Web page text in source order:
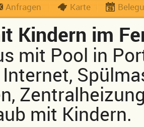
Anfragen Karte
Kindern im
mit Pool in
mit Kindern.